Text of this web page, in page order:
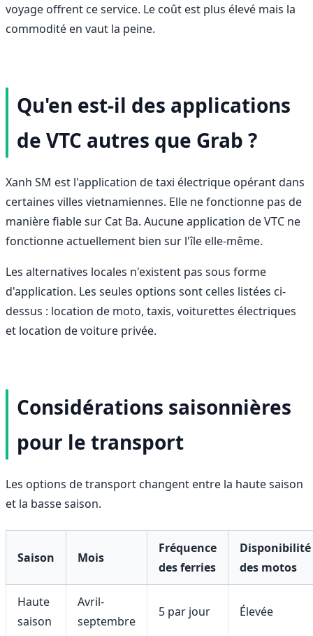
voyage offrent ce service. Le coût est plus élevé mais la
commodité en vaut la peine.
Qu'en est-il des applications
de VTC autres que Grab ?
Xanh SM est l'application de taxi électrique opérant dans
certaines villes vietnamiennes. Elle ne fonctionne pas de
manière fiable sur Cat Ba. Aucune application de VTC ne
fonctionne actuellement bien sur l'île elle-même.
Les alternatives locales n'existent pas sous forme
d'application. Les seules options sont celles listées ci-
dessus : location de moto, taxis, voiturettes électriques
et location de voiture privée.
Considérations saisonnières
pour le transport
Les options de transport changent entre la haute saison
et la basse saison.
Saison Mois
Fréquence
des ferries
Disponibilité
des motos
Haute
saison
Avril-
septembre
5 par jour Élevée